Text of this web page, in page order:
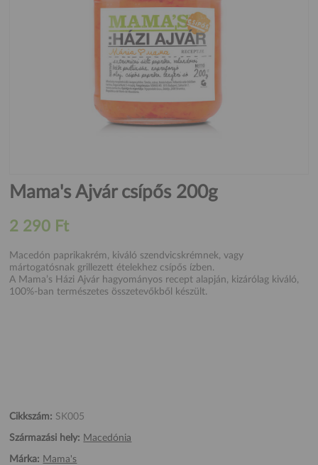
Mama's Ajvár csípős 200g
2 290 Ft
Macedón paprikakrém, kiváló szendvicskrémnek, vagy
mártogatósnak grillezett ételekhez csípős ízben.
A Mama’s Házi Ajvár hagyományos recept alapján, kizárólag kiváló,
100%-ban természetes összetevőkből készült.
Cikkszám: SK005
Származási hely: Macedónia
Márka: Mama's